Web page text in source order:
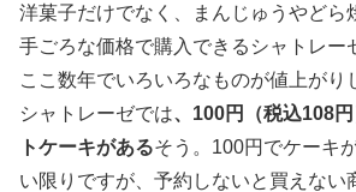
洋菓子だけでなく、まんじゅうやどら
手ごろな価格で購入できるシャトレー
ここ数年でいろいろなものが値上がり
シャトレーゼでは、100円（税込108
トケーキがあるそう。100円でケーキ
い限りですが、予約しないと買えな